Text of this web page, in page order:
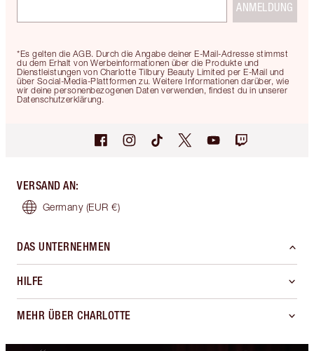
*Es gelten die AGB. Durch die Angabe deiner E-Mail-Adresse stimmst
du dem Erhalt von Werbeinformationen über die Produkte und
Dienstleistungen von Charlotte Tilbury Beauty Limited per E-Mail und
über Social-Media-Plattformen zu. Weitere Informationen darüber, wie
wir deine personenbezogenen Daten verwenden, findest du in unserer
Datenschutzerklärung.
ANMELDUNG
VERSAND AN:
Germany (EUR €)
DAS UNTERNEHMEN
HILFE
MEHR ÜBER CHARLOTTE